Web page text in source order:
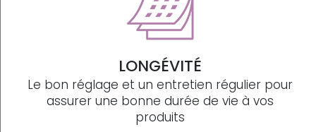
LONGÉVITÉ
Le bon réglage et un entretien régulier pour
assurer une bonne durée de vie à vos
produits